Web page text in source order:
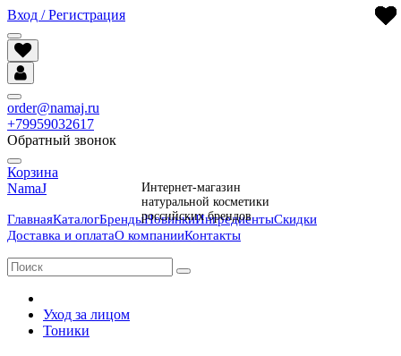
Вход / Регистрация
order@namaj.ru
+79959032617
Обратный звонок
Корзина
NamaJ
Интернет-магазин
натуральной косметики
российских брендов
ГлавнаяКаталогБрендыНовинкиИнгредиентыСкидки
Доставка и оплатаО компанииКонтакты
Уход за лицом
Тоники